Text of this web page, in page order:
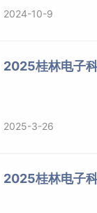
2024-10-9
2025桂林电子
2025-3-26
2025桂林电子